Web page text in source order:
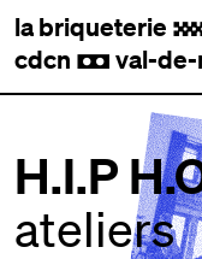
la briqueterie
cdcn , val-
H.I.P
ateliers